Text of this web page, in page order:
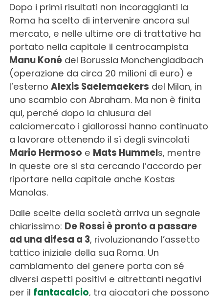
Dopo i primi risultati non incoraggianti la
Roma ha scelto di intervenire ancora sul
mercato, e nelle ultime ore di trattative ha
portato nella capitale il centrocampista
Manu Konédel Borussia Monchengladbach
(operazione da circa 20 milioni di euro) e
l’esterno Alexis Saelemaekers del Milan, in
uno scambio con Abraham. Ma non è finita
qui, perché dopo la chiusura del
calciomercato i giallorossi hanno continuato
a lavorare ottenendo il sì degli svincolati
Mario Hermoso e Mats Hummels, mentre
in queste ore si sta cercando l’accordo per
riportare nella capitale anche Kostas
Manolas.
Dalle scelte della società arriva un segnale
chiarissimo: De Rossi è pronto a passare
ad una difesa a 3, rivoluzionando l’assetto
tattico iniziale della sua Roma. Un
cambiamento del genere porta con sé
diversi aspetti positivi e altrettanti negativi
per il fantacalcio, tra giocatori che possono